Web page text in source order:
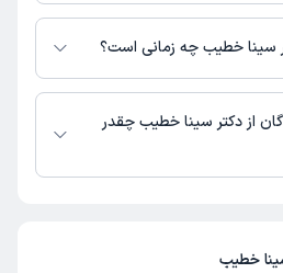
ویزیت آنلاین توسط دکتر سینا خطیب در
دقیق‌تر، لطفاً با مطب تماس بگیرید.
سینا خطیب چه زمانی است؟
با هماهنگی مطب مشخص می‌شود.
از دکتر سینا خطیب چقدر
خطیب